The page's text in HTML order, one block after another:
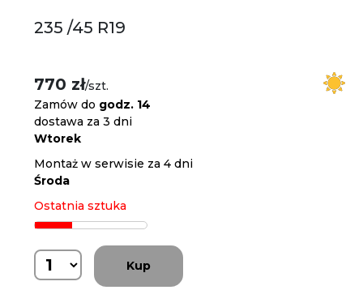
235 /45 R19
770 zł/szt.
Zamów do godz. 14
dostawa za 3 dni
Wtorek
Montaż w serwisie za 4 dni
Środa
Ostatnia sztuka
Kup